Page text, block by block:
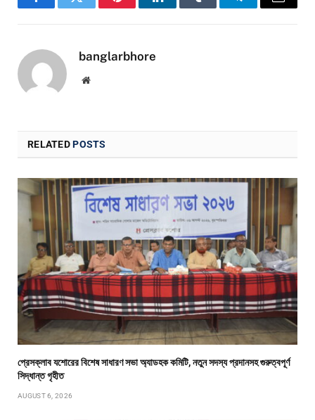
FacebookTwitter PinterestLinkedInTumblr TelegramEmail
banglarbhore
Website
RELATEDPOSTS
প্রেসক্লাব যশোরের বিশেষ সাধারণ সভা অ্যাডহক কমিটি, নতুন সদস্য প্রদানসহ গুরুত্বপূর্ণ
সিদ্ধান্ত গৃহীত
AUGUST 6, 2026